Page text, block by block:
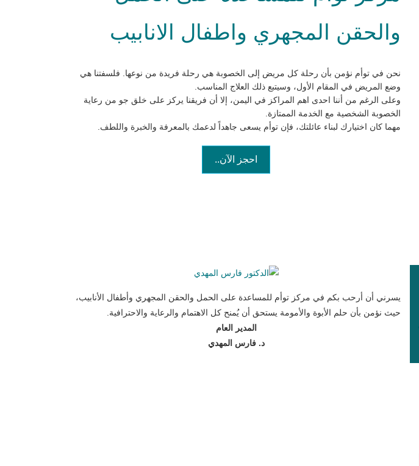
والحقن المجهري واطفال الانابيب
نحن في توأم نؤمن بأن رحلة كل مريض إلى الخصوبة هي رحلة فريدة من نوعها. فلسفتنا هي
وضع المريض في المقام الأول، وسيتبع ذلك العلاج المناسب.
وعلى الرغم من أننا احدى اهم المراكز في اليمن، إلا أن فريقنا يركز على خلق جو من رعاية
الخصوبة الشخصية مع الخدمة الممتازة.
مهما كان اختيارك لبناء عائلتك، فإن توأم يسعى جاهداً لدعمك بالمعرفة والخبرة واللطف.
احجز الآن..
يسرني أن أرحب بكم في مركز توأم للمساعدة على الحمل والحقن المجهري وأطفال الأنابيب،
حيث نؤمن بأن حلم الأبوة والأمومة يستحق أن يُمنح كل الاهتمام والرعاية والاحترافية.
المدير العام
د. فارس المهدي